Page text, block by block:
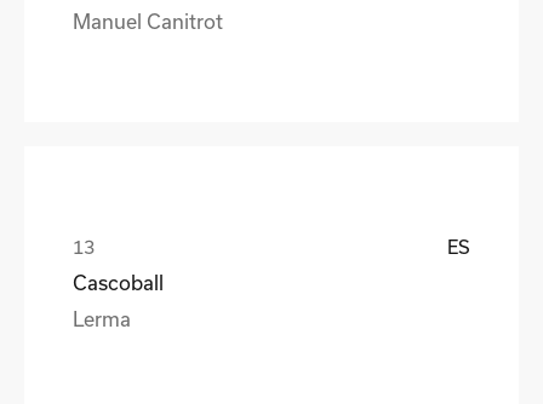
Manuel Canitrot
ES
Cascoball
Lerma